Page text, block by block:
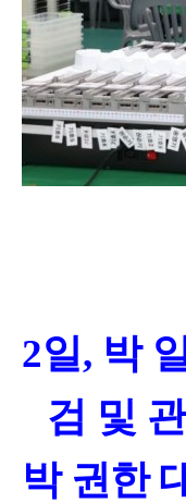
2일 , 박
검 및
박 권한